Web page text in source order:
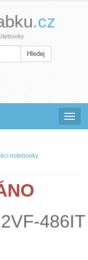
.cz
Hledej
notebooky
486IT